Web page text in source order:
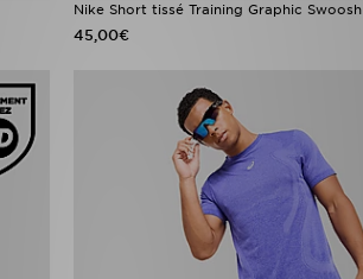
Nike Short tissé Training Graphic Swoosh
45,00€